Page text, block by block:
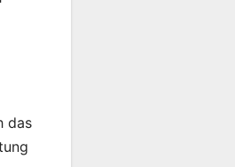
das